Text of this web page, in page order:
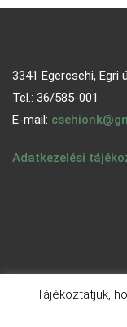
3341 Egercsehi, Egri
Tel.: 36/585-001
E-mail:
Adatkezelési
Tájékoztatjuk,